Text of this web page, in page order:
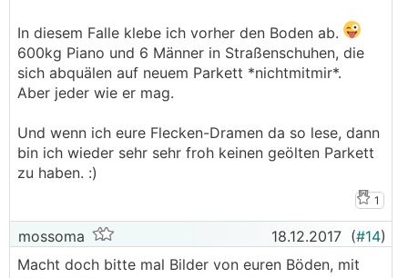
In diesem Falle klebe ich vorher den Boden ab.
600kg Piano und 6 Männer in Straßenschuhen, die
sich abquälen auf neuem Parkett *nichtmitmir*.
Aber jeder wie er mag.
Und wenn ich eure Flecken-Dramen da so lese, dann
bin ich wieder sehr sehr froh keinen geölten Parkett
zu haben. :)
1
mossoma 18.12.2017 (#14)
Macht doch bitte mal Bilder von euren Böden, mit